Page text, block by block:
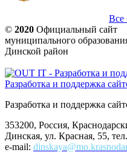
Все
© 2020 Официальный сайт
муниципального
Динской район
Разработка и поддержка
Разработка и поддержка
353200, Россия,
Динская, ул. Красная, 55,
e-mail: